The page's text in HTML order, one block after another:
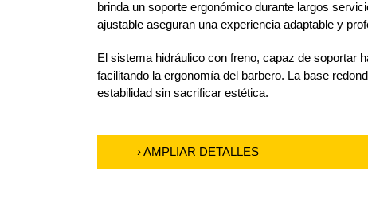
brinda un soporte ergonómico durante largos
ajustable aseguran una experiencia adaptable y
El sistema hidráulico con freno, capaz de soportar
facilitando la ergonomía del barbero. La base
estabilidad sin sacrificar estética.
› AMPLIAR DETALLES